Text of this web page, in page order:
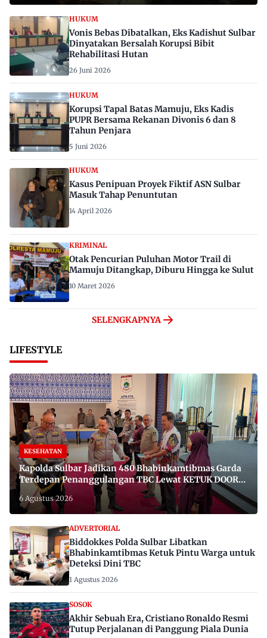
HUKUM
Vonis Bebas Dibatalkan, Eks Kadishut Sulbar
Dinyatakan Bersalah Korupsi Bibit
Rehabilitasi Hutan
26 Juni 2026
HUKUM
Korupsi Tapal Batas Mamuju, Eks Kadis
PUPR Bersama Rekanan Divonis 6 dan 8
Tahun Penjara
5 Juni 2026
HUKUM
Kasus Penipuan Proyek Fiktif ASN Sulbar
Masuk Tahap Penuntutan
14 April 2026
KRIMINAL
Otak Pencurian Puluhan Motor Trail di
Mamuju Ditangkap, Diburu Hingga ke Sulut
10 Maret 2026
SELENGKAPNYA
LIFESTYLE
KESEHATAN
Kapolda Sulbar Jadikan 480 Bhabinkamtibmas Garda
Terdepan Penanggulangan TBC Lewat KETUK DOORS
di 650 Desa
6 Agustus 2026
ADVERTORIAL
Biddokkes Polda Sulbar Libatkan
Bhabinkamtibmas Ketuk Pintu Warga untuk
Deteksi Dini TBC
1 Agustus 2026
SOSOK
Akhir Sebuah Era, Cristiano Ronaldo Resmi
Tutup Perjalanan di Panggung Piala Dunia